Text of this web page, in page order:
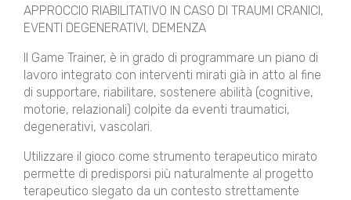
APPROCCIO RIABILITATIVO IN CASO DI TRAUMI CRANICI,
EVENTI DEGENERATIVI, DEMENZA
Il Game Trainer, è in grado di programmare un piano di
lavoro integrato con interventi mirati già in atto al fine
di supportare, riabilitare, sostenere abilità (cognitive,
motorie, relazionali) colpite da eventi traumatici,
degenerativi, vascolari.
Utilizzare il gioco come strumento terapeutico mirato
permette di predisporsi più naturalmente al progetto
terapeutico slegato da un contesto strettamente